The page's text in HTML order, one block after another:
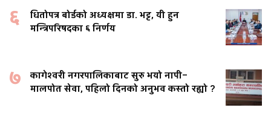
६
धितोपत्र बोर्डको अध्यक्षमा डा. भट्ट, यी हुन
मन्त्रिपरिषदका ६ निर्णय
७
कागेश्वरी नगरपालिकाबाट सुरु भयो नापी–
मालपोत सेवा, पहिलो दिनको अनुभव कस्तो रह्यो ?